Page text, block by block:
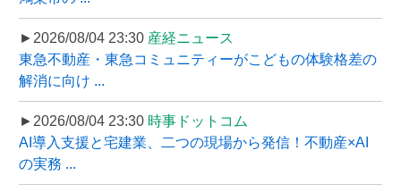
►2026/08/04 23:30 産経ニュース
東急不動産・東急コミュニティーがこどもの体験格差の
解消に向け ...
►2026/08/04 23:30 時事ドットコム
AI導入支援と宅建業、二つの現場から発信！不動産×AI
の実務 ...